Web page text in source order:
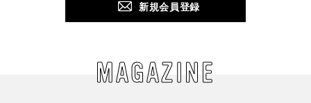
新規会員登録
MAGAZINE